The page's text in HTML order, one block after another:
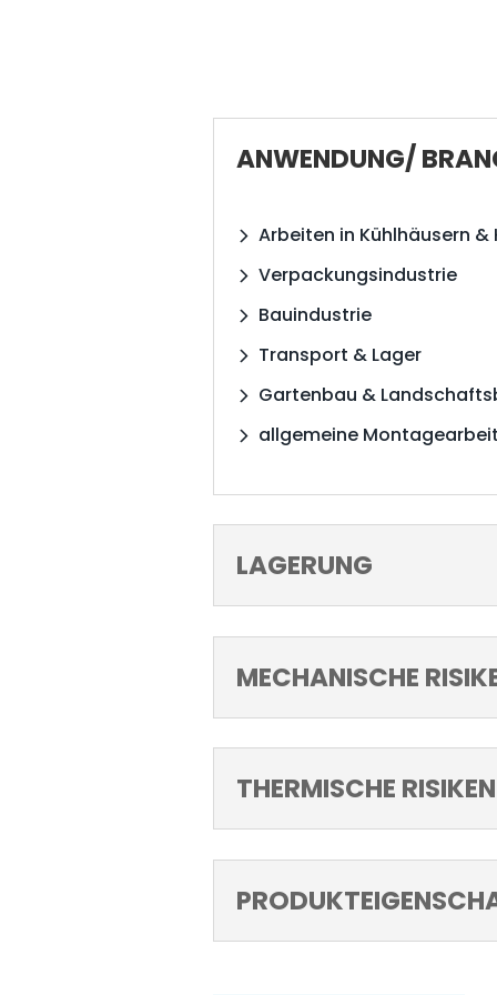
ANWENDUNG/
Arbeiten in Kühlhäusern &
Verpackungsindustrie
Bauindustrie
Transport & Lager
Gartenbau &
allgemeine
LAGERUNG
MECHANISCHE
THERMISCHE RISIKEN